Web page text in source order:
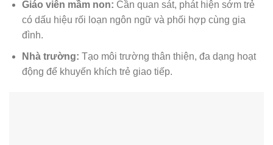
Giáo viên mầm non: Cần quan sát, phát hiện sớm trẻ
có dấu hiệu rối loạn ngôn ngữ và phối hợp cùng gia
đình.
Nhà trường: Tạo môi trường thân thiện, đa dạng hoạt
động để khuyến khích trẻ giao tiếp.